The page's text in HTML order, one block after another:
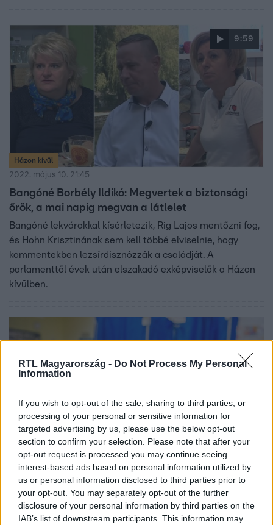
RTL Magyarország - Do Not Process My Personal
Information
If you wish to opt-out of the sale, sharing to third parties, or
processing of your personal or sensitive information for
targeted advertising by us, please use the below opt-out
section to confirm your selection. Please note that after your
opt-out request is processed you may continue seeing
interest-based ads based on personal information utilized by
us or personal information disclosed to third parties prior to
your opt-out. You may separately opt-out of the further
disclosure of your personal information by third parties on the
IAB’s list of downstream participants. This information may
9:59
Házon kívül
2022. május 10. 21:45
Bangóné Borbély Ildikó: Megvertek a biztonsági
őrök, a mai napig megvan a látlelet
Bangóné lekvárokkal kísérletezik, Rig Lajos mentőzni fog,
és Hohn Krisztinának sem kell többé elviselnie, hogy
kommentekben lezsírdisznózzák a családját. A
parlamenttől évek után elszakadó exképviselők a Házon
kívülben.
Választás 2022
2022. április 3. 4:15
Az is megnyerheti a választást, aki elveszíti – ezt
érdemes tudni a szavazásról
Hiába derül ki pontosan a listás szavazásból, hogy